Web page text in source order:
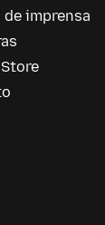
de imprensa